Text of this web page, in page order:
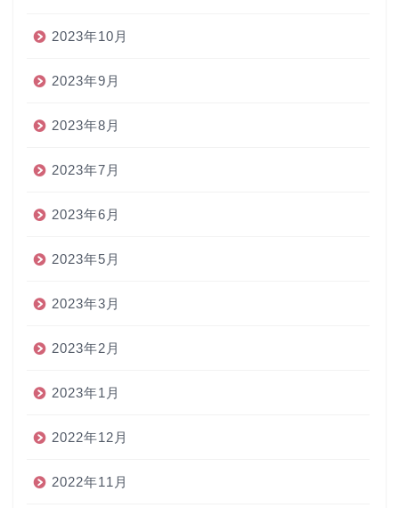
2023年10月
2023年9月
2023年8月
2023年7月
2023年6月
2023年5月
2023年3月
2023年2月
2023年1月
2022年12月
2022年11月